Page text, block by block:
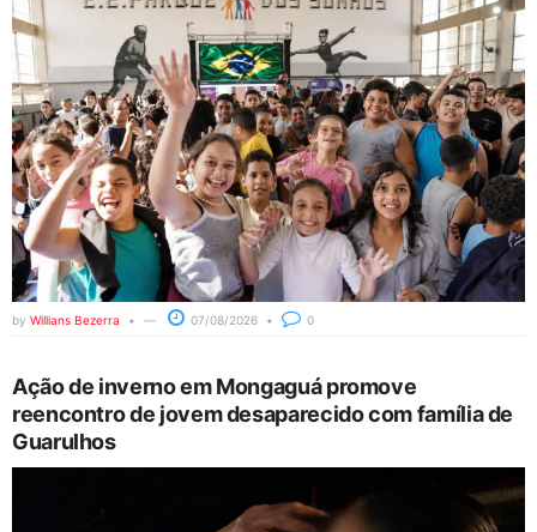
by Willians Bezerra 07/08/2026 0
Ação de inverno em Mongaguá promove
reencontro de jovem desaparecido com família de
Guarulhos